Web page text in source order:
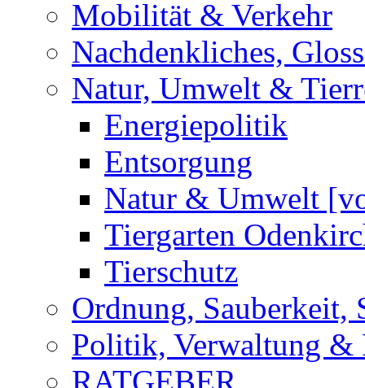
Mobilität & Verkehr
Nachdenkliches,
Natur, Umwelt &
Energiepolitik
Entsorgung
Natur & Umwelt
Tiergarten
Tierschutz
Ordnung,
Politik, Verwaltung &